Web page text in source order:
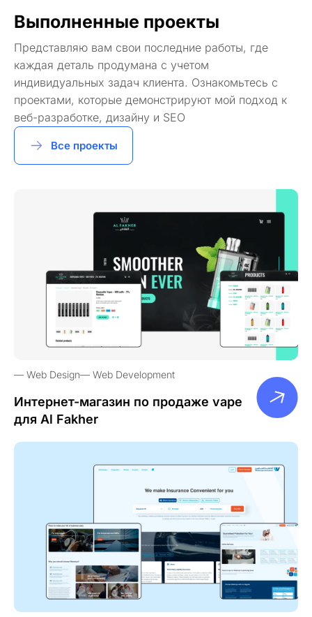
Выполненные проекты
Представляю вам свои последние работы, где
каждая деталь продумана с учетом
индивидуальных задач клиента. Ознакомьтесь с
проектами, которые демонстрируют мой подход к
веб-разработке, дизайну и SEO
Все проекты
Web Design Web Development
Интернет-магазин по продаже vape
для Al Fakher